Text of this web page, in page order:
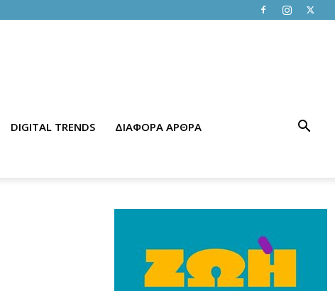
DIGITAL TRENDS ΔΙΑΦΟΡΑ ΑΡΘΡΑ